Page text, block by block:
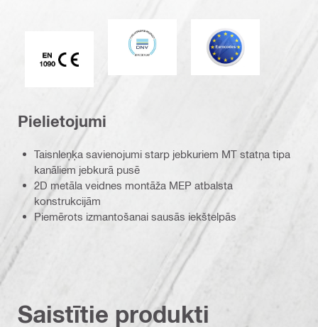
CE EN 1090 marķējums
DNV Eurocode
Pielietojumi
Taisnleņķa savienojumi starp jebkuriem MT statņa tipa
kanāliem jebkurā pusē
2D metāla veidnes montāža MEP atbalsta
konstrukcijām
Piemērots izmantošanai sausās iekštelpās
Saistītie produkti